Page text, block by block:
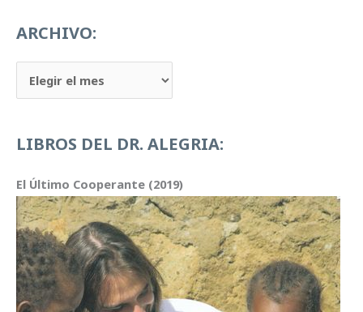
o
e
í
e
o
ARCHIVO:
R
H
V
O
:
LIBROS DEL DR. ALEGRIA:
El Último Cooperante (2019)